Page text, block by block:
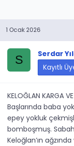
1 Ocak 2026
S
Serdar
Kayıtlı
KELOĞLAN KARGA
Başlarında baba
epey yokluk
bomboşmuş.
Keloğlan’ın